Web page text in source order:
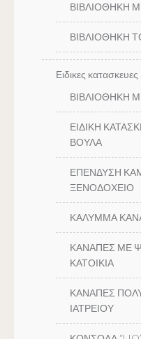
ΒΙΒΛΙΟΘΗΚΗ
ΒΙΒΛΙΟΘΗΚΗ
Ειδικες κατασκευες
ΒΙΒΛΙΟΘΗΚΗ
ΕΙΔΙΚΗ
ΒΟΥΛΑ
ΕΠΕΝΔΥΣΗ
ΞΕΝΟΔΟΧΕΙΟ
ΚΑΛΥΜΜΑ
ΚΑΝΑΠΕΣ ΜΕ
ΚΑΤΟΙΚΙΑ
ΚΑΝΑΠΕΣ
ΙΑΤΡΕΙΟΥ